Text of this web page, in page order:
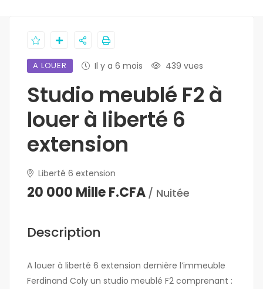
A LOUER Il y a 6 mois 439 vues
Studio meublé F2 à
louer à liberté 6
extension
Liberté 6 extension
20 000 Mille F.CFA / Nuitée
Description
A louer à liberté 6 extension dernière l’immeuble
Ferdinand Coly un studio meublé F2 comprenant :